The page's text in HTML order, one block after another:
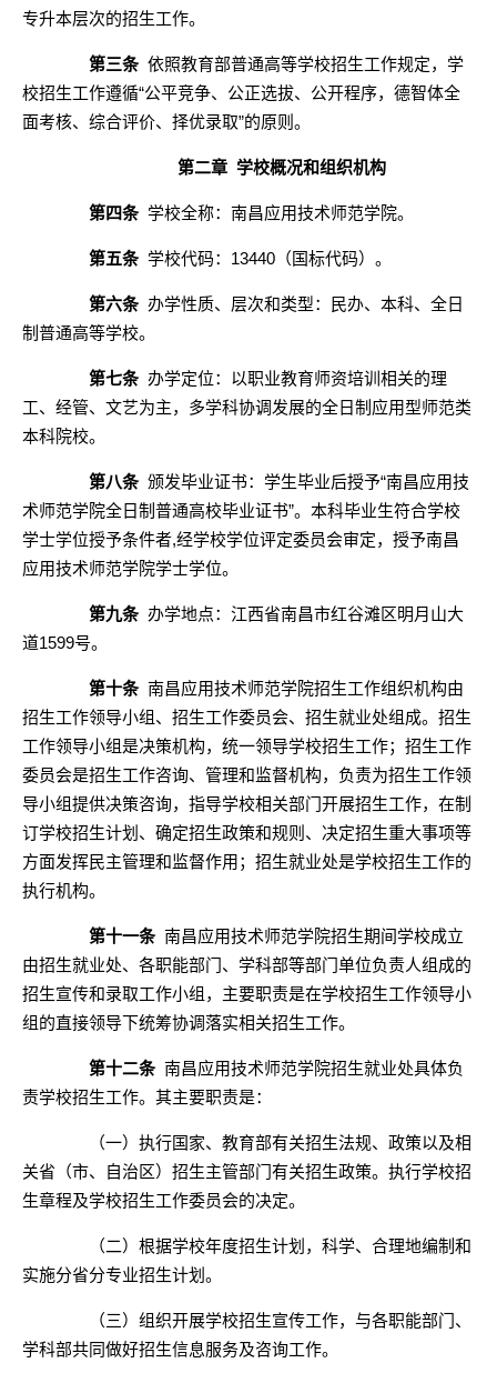
专升本层次的招生工作。
第三条 依照教育部普通高等学校招生工作规定，学
校招生工作遵循“公平竞争、公正选拔、公开程序，德智体全
面考核、综合评价、择优录取”的原则。
第二章 学校概况和组织机构
第四条 学校全称： 南昌应用技术师范学院。
第五条 学校代码： 13440 （国标代码）。
第六条 办学性质、 层次和类型： 民办、 本科、 全日
制普通高等学校。
第七条 办学定位： 以职业教育师资培训相关的理
工、经管、文艺为主，多学科协调发展的全日制应用型师范类
本科院校。
第八条 颁发毕业证书：学生毕业后授予“南昌应用技
术师范学院全日制普通高校毕业证书”。本科毕业生符合学校
学士学位授予条件者,经学校学位评定委员会审定，授予南昌
应用技术师范学院学士学位。
第九条 办学地点：江西省南昌市红谷滩区明月山大
道1599号。
第十条 南昌应用技术师范学院招生工作组织机构由
招生工作领导小组、招生工作委员会、招生就业处组成。招生
工作领导小组是决策机构，统一领导学校招生工作；招生工作
委员会是招生工作咨询、管理和监督机构，负责为招生工作领
导小组提供决策咨询，指导学校相关部门开展招生工作，在制
订学校招生计划、确定招生政策和规则、决定招生重大事项等
方面发挥民主管理和监督作用；招生就业处是学校招生工作的
执行机构。
第十一条 南昌应用技术师范学院招生期间学校成立
由招生就业处、各职能部门、 学科部等部门单位负责人组成的
招生宣传和录取工作小组，主要职责是在学校招生工作领导小
组的直接领导下统筹协调落实相关招生工作。
第十二条 南昌应用技术师范学院招生就业处具体负
责学校招生工作。其主要职责是：
（一）执行国家、教育部有关招生法规、政策以及相
关省（市、自治区）招生主管部门有关招生政策。执行学校招
生章程及学校招生工作委员会的决定。
（二）根据学校年度招生计划，科学、合理地编制和
实施分省分专业招生计划。
（三）组织开展学校招生宣传工作，与各职能部门、
学科部共同做好招生信息服务及咨询工作。